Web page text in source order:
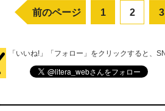
前のページ 1 2 3
「いいね!」「フォロー」をクリックすると、